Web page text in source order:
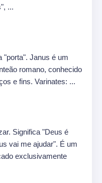
...
"porta". Janus é um
romano, conhecido
e fins. Varinates: ...
Significa "Deus é
vai me ajudar". É um
exclusivamente